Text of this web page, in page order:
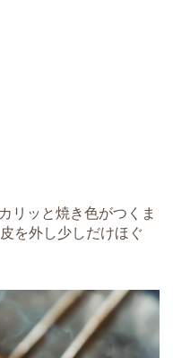
リッと焼き色がつくま
を外し少しだけほぐ